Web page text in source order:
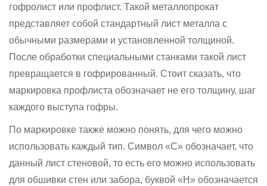
гофролист или профлист. Такой металлопрокат
представляет собой стандартный лист металла с
обычными размерами и установленной толщиной.
После обработки специальными станками такой лист
превращается в гофрированный. Стоит сказать, что
маркировка профлиста обозначает не его толщину, шаг
каждого выступа гофры.
По маркировке также можно понять, для чего можно
использовать каждый тип. Символ «С» обозначает, что
данный лист стеновой, то есть его можно использовать
для обшивки стен или забора, буквой «Н» обозначается